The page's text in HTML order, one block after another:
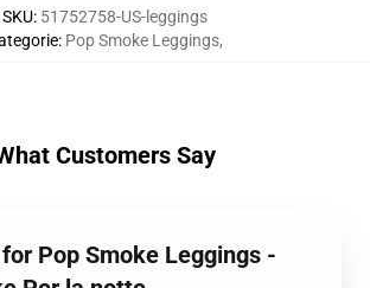
SKU: 51752758-US-leggings
: Pop Smoke Leggings,
Customers Say
Pop Smoke Leggings -